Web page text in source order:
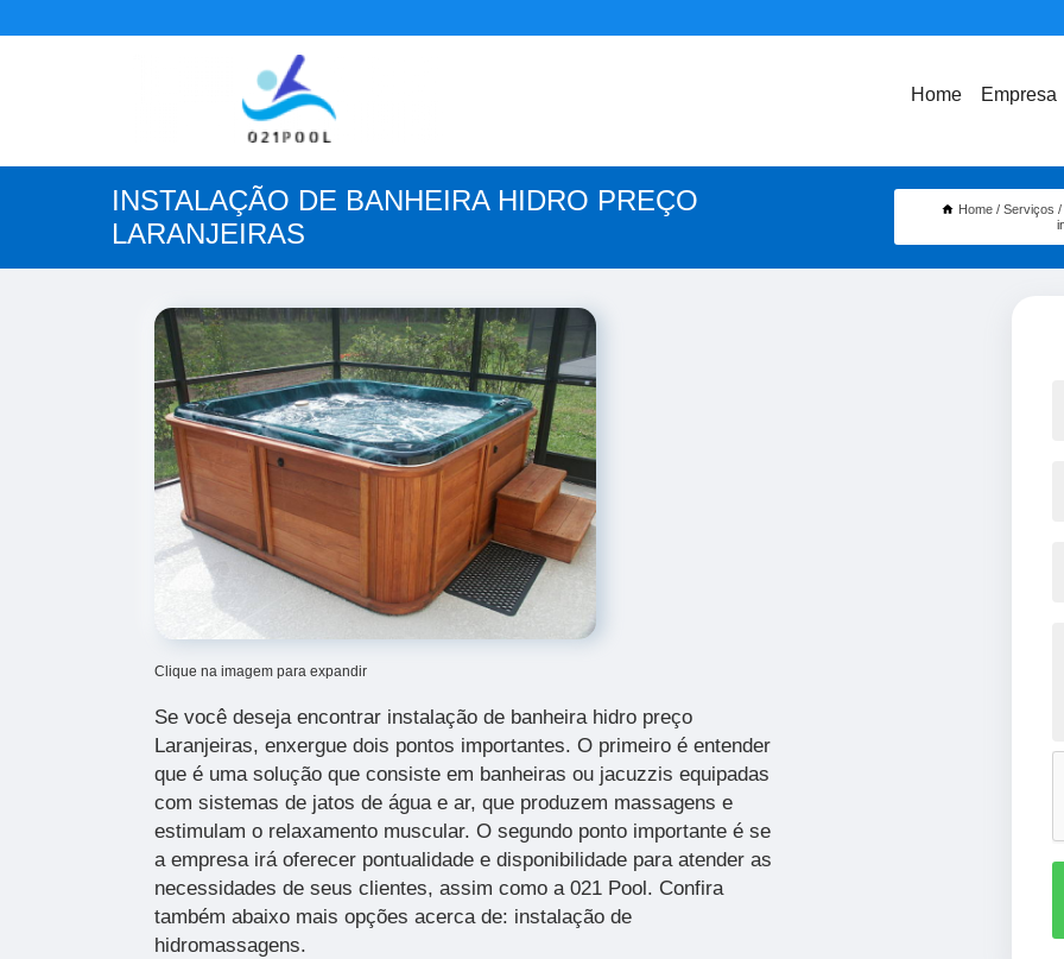
Home Empresa
INSTALAÇÃO DE BANHEIRA HIDRO PREÇO
LARANJEIRAS
Home
Serviços
Clique na imagem para expandir
Se você deseja encontrar instalação de banheira hidro preço
Laranjeiras, enxergue dois pontos importantes. O primeiro é entender
que é uma solução que consiste em banheiras ou jacuzzis equipadas
com sistemas de jatos de água e ar, que produzem massagens e
estimulam o relaxamento muscular. O segundo ponto importante é se
a empresa irá oferecer pontualidade e disponibilidade para atender as
necessidades de seus clientes, assim como a 021 Pool. Confira
também abaixo mais opções acerca de: instalação de
hidromassagens.